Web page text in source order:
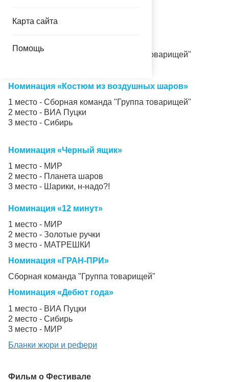
Карта сайта
Помощь
Номинация «Букет на доставку»
1 место -
2 место -
Сборная команда "Группа товарищей"
Номинация «Костюм из воздушных шаров»
1 место - Сборная команда "Группа товарищей"
2 место - ВИА Пуцки
3 место - Сибирь
Номинация «Черный ящик»
1 место - МИР
2 место - Планета шаров
3 место - Шарики, н-надо?!
Номинация «12 минут»
1 место - МИР
2 место - Золотые ручки
3 место - МАТРЕШКИ
Номинация «ГРАН-ПРИ»
Сборная команда "Группа товарищей"
Номинация «Дебют года»
1 место - ВИА Пуцки
2 место - Сибирь
3 место - МИР
Бланки жюри и рефери
Фильм о Фестивале